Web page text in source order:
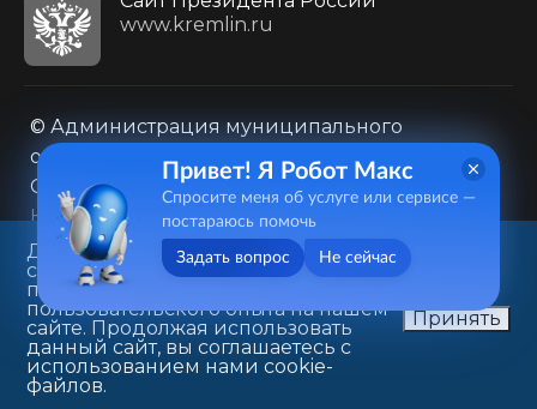
www.kremlin.ru
© Администрация муниципального
образования городского округа «Город
Саратов»
Контакты
Карта сайта
Политика в отношении обработки
персональных данных
410031, г. Саратов, ул. Первомайская, д. 78
+7(8452)26-02-49
Данный веб-сайт использует
cookie-файлы в целях
предоставления вам лучшего
пользовательского опыта на нашем
сайте. Продолжая использовать
данный сайт, вы соглашаетесь с
использованием нами cookie-
файлов.
Принять
Привет! Я Робот Макс
Спросите меня об услуге или сервисе —
постараюсь помочь
Задать вопрос Не сейчас